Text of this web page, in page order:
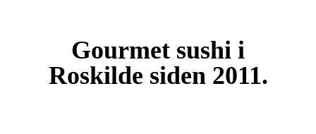
Gourmet sushi i
Roskilde siden 2011.